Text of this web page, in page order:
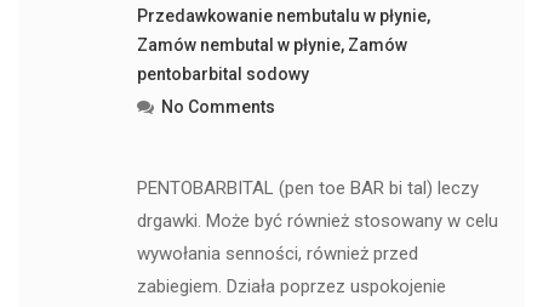
Przedawkowanie nembutalu w płynie,
Zamów nembutal w płynie, Zamów
pentobarbital sodowy
No Comments
PENTOBARBITAL (pen toe BAR bi tal) leczy
drgawki. Może być również stosowany w celu
wywołania senności, również przed
zabiegiem. Działa poprzez uspokojenie